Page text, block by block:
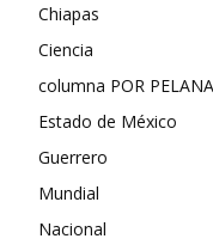
Chiapas
Ciencia
columna POR
Estado de México
Guerrero
Mundial
Nacional